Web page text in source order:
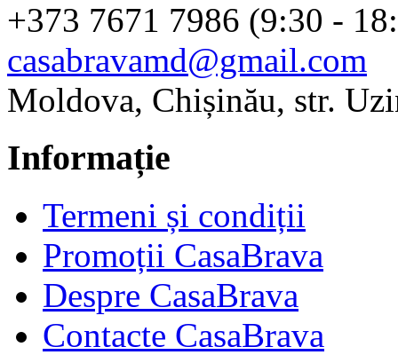
+373 7671 7986 (9:30 -
casabravamd@gmail.com
Moldova, Chișinău, str.
Informație
Termeni și condiții
Promoții CasaBrava
Despre CasaBrava
Contacte CasaBrava